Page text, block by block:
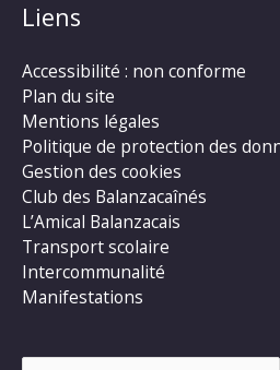
Liens
Accessibilité : non conforme
Plan du site
Mentions légales
Politique de protection des
Gestion des cookies
Club des Balanzacaînés
L’Amical Balanzacais
Transport scolaire
Intercommunalité
Manifestations